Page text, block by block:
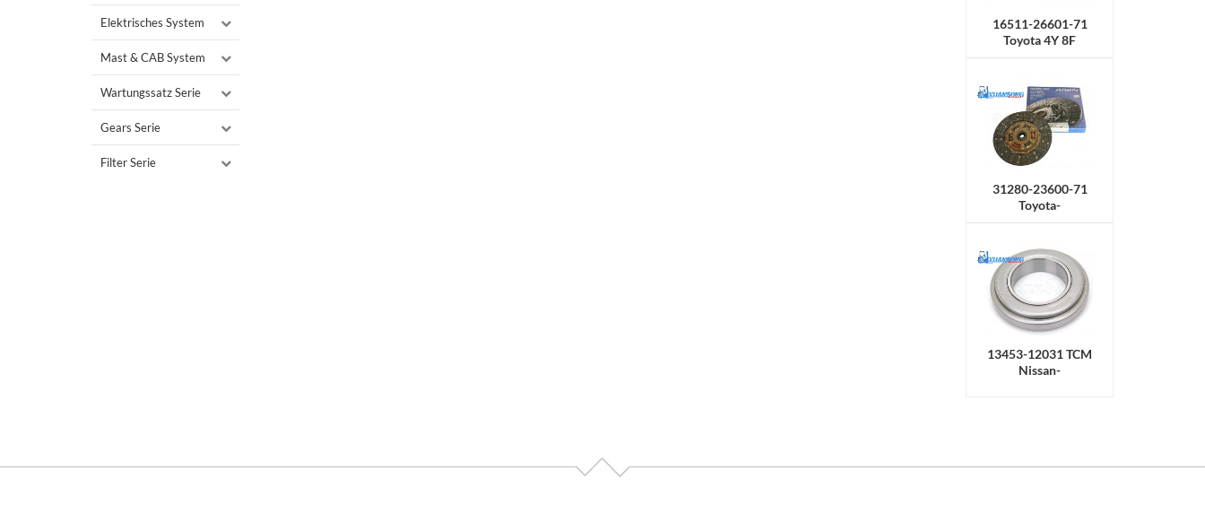
Elektrisches System
Mast & CAB System
Wartungssatz Serie
Gears Serie
Filter Serie
16511-26601-71
Toyota 4Y 8F
Kühlerschlauch,
31280-23600-71
Toyota-
Kupplungsscheibe
13453-12031 TCM
Nissan-